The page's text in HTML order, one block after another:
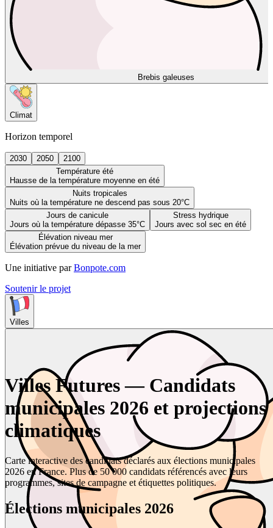
Brebis galeuses
Climat
Horizon temporel
2030 2050
2100
Température été
Hausse de la température moyenne en été
Nuits tropicales
Nuits où la température ne descend pas sous 20°C
Jours de canicule
Jours où la température dépasse 35°C
Stress hydrique
Jours avec sol sec en été
Élévation niveau mer
Élévation prévue du niveau de la mer
Une initiative par Bonpote.com
Soutenir le projet
Villes
Villes Futures — Candidats
municipales 2026 et projections
climatiques
Carte interactive des candidats déclarés aux élections municipales
2026 en France. Plus de 50 000 candidats référencés avec leurs
programmes, sites de campagne et étiquettes politiques.
Élections municipales 2026